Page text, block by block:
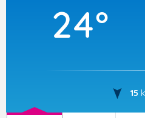
24°
15